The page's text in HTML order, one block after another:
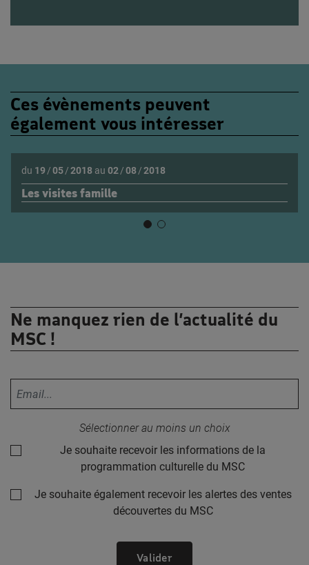
Ces évènements peuvent
également vous intéresser
Les visites famille
du 19/05/2018 au 02/08/2018
Ne manquez rien de l’actualité du
MSC !
Sélectionner au moins un choix
Je souhaite recevoir les informations de la
programmation culturelle du MSC
Je souhaite également recevoir les alertes des ventes
découvertes du MSC
Valider